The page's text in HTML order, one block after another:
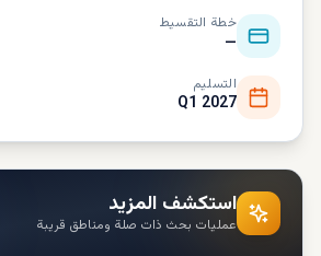
خطة التقسيط
—
التسليم
Q1 2027
استكشف المزيد
عمليات بحث ذات صلة ومناطق قريبة